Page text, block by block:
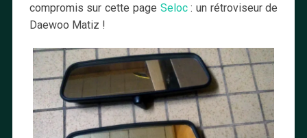
compromis sur cette page Seloc: un rétroviseur de
Daewoo Matiz !